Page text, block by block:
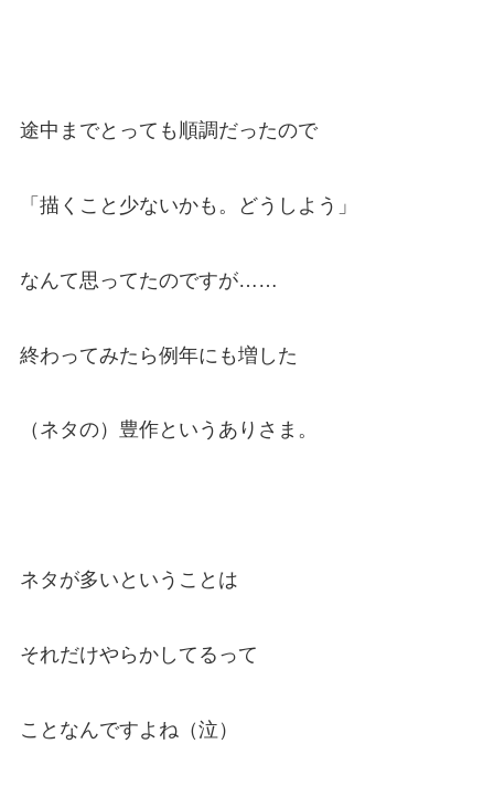
途中までとっても順調だったので
「描くこと少ないかも。どうしよう」
なんて思ってたのですが……
終わってみたら例年にも増した
（ネタの）豊作というありさま。
ネタが多いということは
それだけやらかしてるって
ことなんですよね（泣）